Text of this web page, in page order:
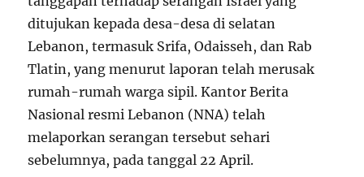
ditujukan kepada desa-desa di selatan
Lebanon, termasuk Srifa, Odaisseh, dan Rab
Tlatin, yang menurut laporan telah merusak
rumah-rumah warga sipil. Kantor Berita
Nasional resmi Lebanon (NNA) telah
melaporkan serangan tersebut sehari
sebelumnya, pada tanggal 22 April.